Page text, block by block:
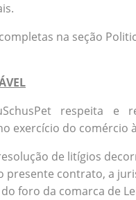
na seção
respeita e
exercício do comércio
de litígios
presente contrato, a
foro da comarca de